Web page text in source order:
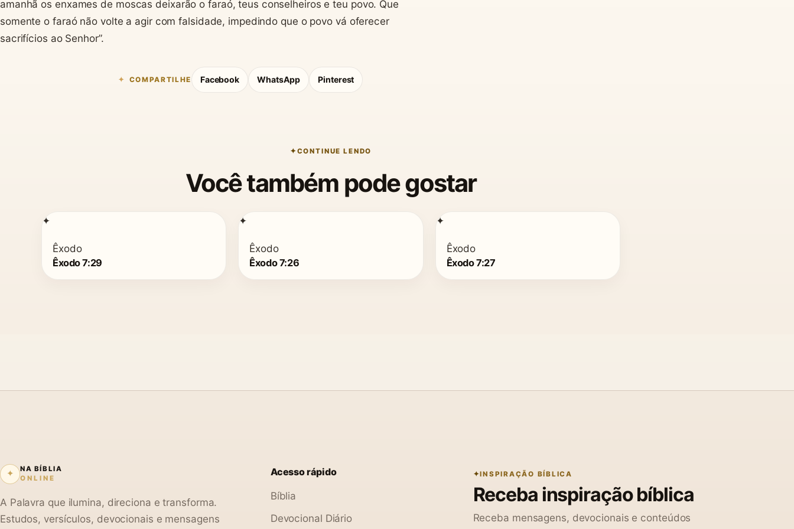
amanhã os enxames de moscas deixarão o faraó, teus conselheiros e teu povo. Que
somente o faraó não volte a agir com falsidade, impedindo que o povo vá oferecer
sacrifícios ao Senhor”.
COMPARTILHE Facebook WhatsApp Pinterest
CONTINUE LENDO
Você também pode gostar
✦
Êxodo
Êxodo 7:29
✦
Êxodo
Êxodo 7:26
✦
Êxodo
Êxodo 7:27
✦
NA BÍBLIA
ONLINE
A Palavra que ilumina, direciona e transforma.
Estudos, versículos, devocionais e mensagens
Acesso rápido
Bíblia
Devocional Diário
INSPIRAÇÃO BÍBLICA
Receba inspiração bíblica
Receba mensagens, devocionais e conteúdos